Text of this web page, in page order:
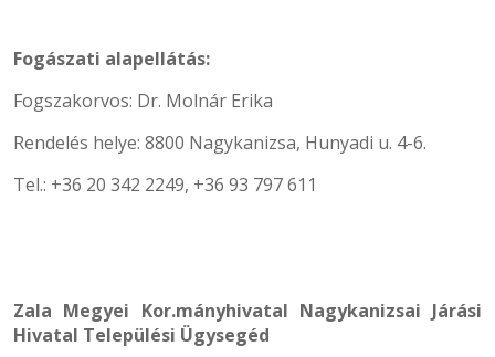
Fogászati alapellátás:
Fogszakorvos: Dr. Molnár Erika
Rendelés helye: 8800 Nagykanizsa, Hunyadi u. 4-6.
Tel.: +36 20 342 2249, +36 93 797 611
Zala Megyei Kor.mányhivatal Nagykanizsai Járási
Hivatal Települési Ügysegéd